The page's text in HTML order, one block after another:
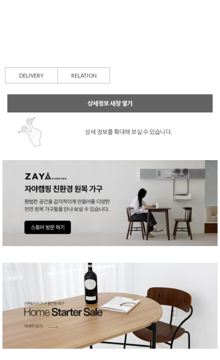
DELIVERY RELATION
상세정보 새창 열기
상세 정보를 확대해 보실 수 있습니다.